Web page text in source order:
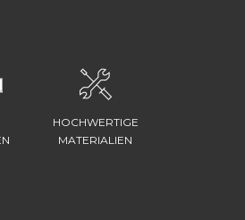
HOCHWERTIGE
MATERIALIEN